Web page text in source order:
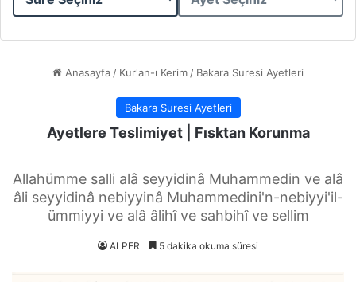
Sure
Ayet
Anasayfa / Kur'an-ı Kerim / Bakara Suresi Ayetleri
Bakara Suresi Ayetleri
Ayetlere Teslimiyet | Fısktan Korunma
Allahümme salli alâ seyyidinâ Muhammedin ve alâ
âli seyyidinâ nebiyyinâ Muhammedini'n-nebiyyi'il-
ümmiyyi ve alâ âlihî ve sahbihî ve sellim
ALPER 5 dakika okuma süresi